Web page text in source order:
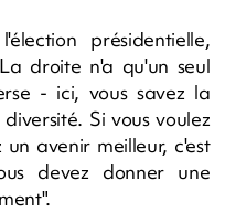
présidentielle,
droite n'a qu'un seul
- ici, vous savez la
Si vous voulez
avenir meilleur, c'est
devez donner une